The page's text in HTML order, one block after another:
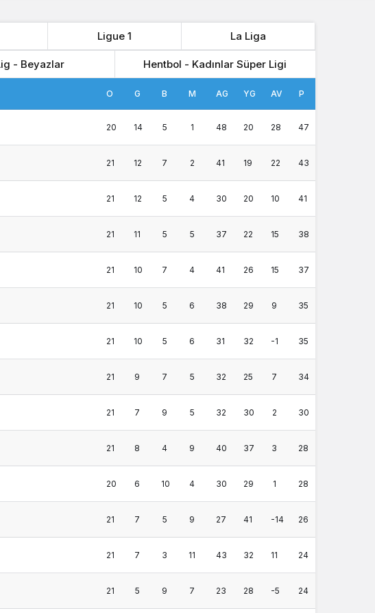
Ligue 1 La Liga
- Beyazlar Hentbol - Kadınlar Süper Ligi
O G B M AG YG AV P
20 14 5 1 48 20 28 47
21 12 7 2 41 19 22 43
21 12 5 4 30 20 10 41
21 11 5 5 37 22 15 38
21 10 7 4 41 26 15 37
21 10 5 6 38 29 9 35
21 10 5 6 31 32 -1 35
21 9 7 5 32 25 7 34
21 7 9 5 32 30 2 30
21 8 4 9 40 37 3 28
20 6 10 4 30 29 1 28
21 7 5 9 27 41 -14 26
21 7 3 11 43 32 11 24
21 5 9 7 23 28 -5 24